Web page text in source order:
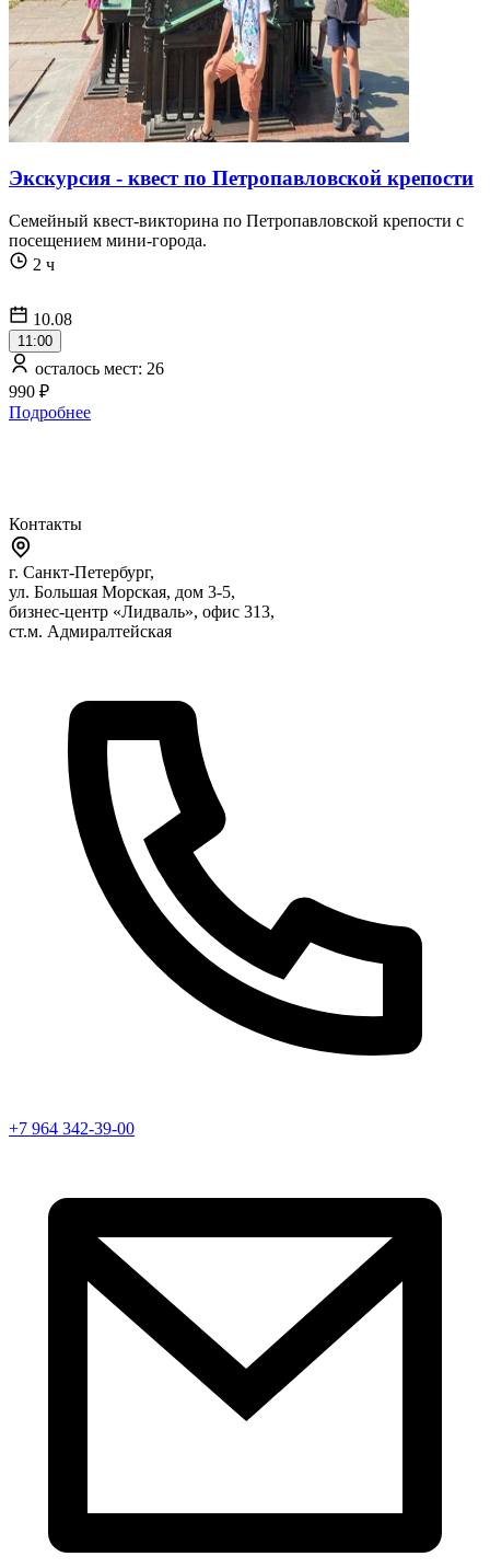
Экскурсия - квест по Петропавловской крепости
Семейный квест-викторина по Петропавловской крепости с
посещением мини-города.
2 ч
10.08
11:00
осталось мест: 26
990 ₽
Подробнее
Контакты
г. Санкт-Петербург,
ул. Большая Морская, дом 3-5,
бизнес-центр «Лидваль», офис 313,
ст.м. Адмиралтейская
+7 964 342-39-00